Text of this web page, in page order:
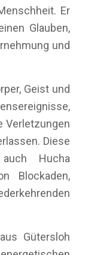
Er
Glauben,
und
Geist und
Verletzungen
Diese
Hucha
Blockaden,
Gütersloh